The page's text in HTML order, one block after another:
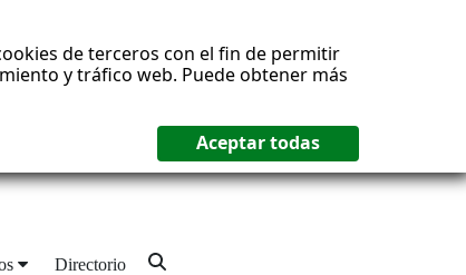
de terceros con el fin de permitir
y tráfico web. Puede obtener más
Directorio